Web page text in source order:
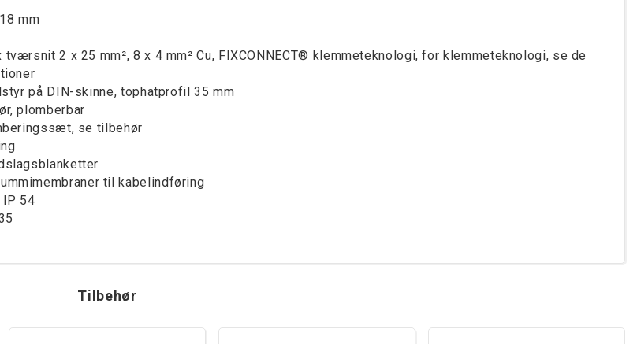
mm
tværsnit 2 x 25 mm², 8 x 4 mm² Cu, FIXCONNECT® klemmeteknologi, for klemmeteknologi, se de
på DIN-skinne, tophatprofil 35 mm
plomberbar
se tilbehør
til kabelindføring
54
Tilbehør